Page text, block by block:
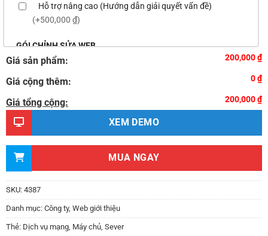
Hỗ trợ nâng cao (Hướng dẫn giải quyết vấn đề)
(+500,000 ₫)
GÓI CHỈNH SỬA WEB
Thay logo & thông tin doanh nghiệp
Đổi màu chủ đạo của theme theo tông màu của logo
(+200,000 ₫)
Sửa danh mục và sắp xếp lại thanh menu chuẩn
Thay đổi bố cục trang chủ (đơn giản)(+500,000 ₫)
Thiết kế 2 banner chạy ở slider chính
Thay đổi màu sắc toàn bộ site theo yêu cầu
(+150,000 ₫)
Giá sản phẩm: 200,000 ₫
Giá cộng thêm: 0 ₫
Giá tổng cộng: 200,000 ₫
XEM DEMO
MUA NGAY
SKU: 4387
Danh mục: Công ty, Web giới thiệu
Thẻ: Dịch vụ mạng Máy chủ Sever